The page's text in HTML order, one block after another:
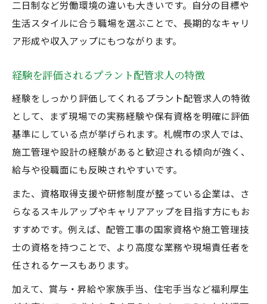
二日制など労働環境の違いも大きいです。自分の目標や
生活スタイルに合う職場を選ぶことで、長期的なキャリ
ア形成や収入アップにもつながります。
経験を評価されるプラント配管求人の特徴
経験をしっかり評価してくれるプラント配管求人の特徴
として、まず現場での実務経験や保有資格を明確に評価
基準にしている点が挙げられます。札幌市の求人では、
施工管理や設計の経験があると歓迎される傾向が強く、
給与や役職面にも反映されやすいです。
また、資格取得支援や研修制度が整っている企業は、さ
らなるスキルアップやキャリアアップを目指す方にもお
すすめです。例えば、配管工事の国家資格や施工管理技
士の資格を持つことで、より高度な業務や現場責任者を
任されるケースもあります。
加えて、賞与・昇給や家族手当、住宅手当など福利厚生